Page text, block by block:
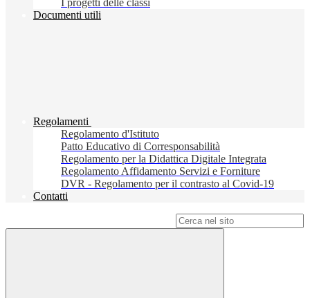
I progetti delle classi
Documenti utili
Regolamenti
Regolamento d'Istituto
Patto Educativo di Corresponsabilità
Regolamento per la Didattica Digitale Integrata
Regolamento Affidamento Servizi e Forniture
DVR - Regolamento per il contrasto al Covid-19
Contatti